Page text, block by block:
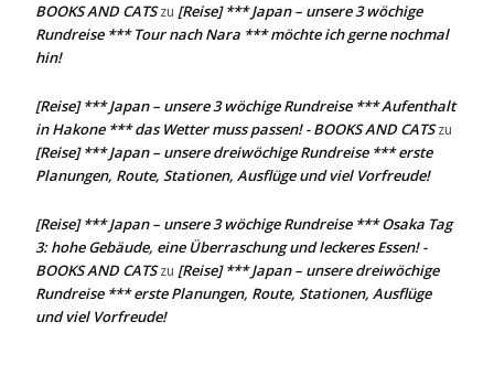
BOOKS AND CATSzu [Reise] *** Japan – unsere 3 wöchige
Rundreise *** Tour nach Nara *** möchte ich gerne nochmal
hin!
[Reise] *** Japan – unsere 3 wöchige Rundreise *** Aufenthalt
in Hakone *** das Wetter muss passen! - BOOKS AND CATSzu
[Reise] *** Japan – unsere dreiwöchige Rundreise *** erste
Planungen, Route, Stationen, Ausflüge und viel Vorfreude!
[Reise] *** Japan – unsere 3 wöchige Rundreise *** Osaka Tag
3: hohe Gebäude, eine Überraschung und leckeres Essen! -
BOOKS AND CATSzu [Reise] *** Japan – unsere dreiwöchige
Rundreise *** erste Planungen, Route, Stationen, Ausflüge
und viel Vorfreude!